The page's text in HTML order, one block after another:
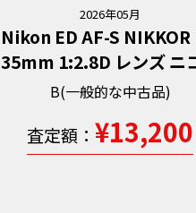
2026年05月
Nikon ED AF-S NIKKOR
35mm 1:2.8D レンズ ニ
B(一般的な中古品)
査定額： ¥13,200